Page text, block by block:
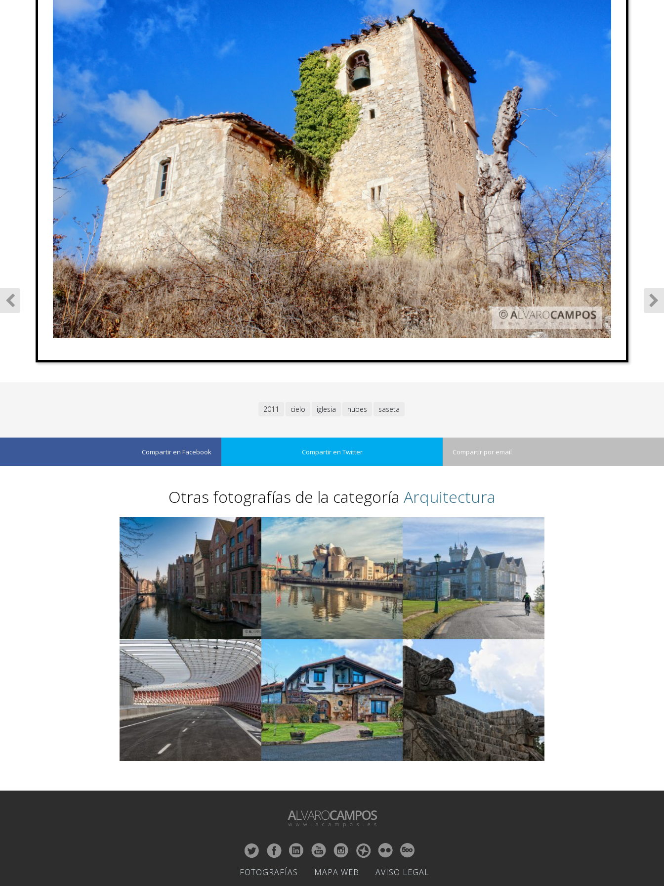
2011 cielo iglesia nubes saseta
Compartir en Facebook Compartir en Twitter Compartir por email
Otras fotografías de la categoría Arquitectura
FOTOGRAFÍAS MAPA WEB AVISO LEGAL